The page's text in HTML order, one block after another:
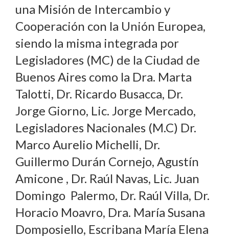
una Misión de Intercambio y
Cooperación con la Unión Europea,
siendo la misma integrada por
Legisladores (MC) de la Ciudad de
Buenos Aires como la Dra. Marta
Talotti, Dr. Ricardo Busacca, Dr.
Jorge Giorno, Lic. Jorge Mercado,
Legisladores Nacionales (M.C) Dr.
Marco Aurelio Michelli, Dr.
Guillermo Durán Cornejo, Agustín
Amicone , Dr. Raúl Navas, Lic. Juan
Domingo Palermo, Dr. Raúl Villa, Dr.
Horacio Moavro, Dra. María Susana
Domposiello, Escribana María Elena